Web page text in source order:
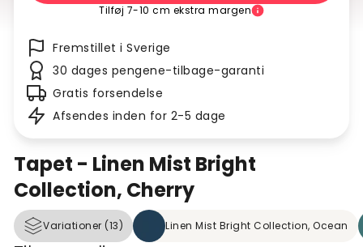
Tapet - Linen Mist Bright
Collection, Cherry
Variationer (13) Linen Mist Bright Collection, Ocean
Tilføj 7-10 cm ekstra margen
Fremstillet i Sverige
30 dages pengene-tilbage-garanti
Gratis forsendelse
Afsendes inden for 2-5 dage